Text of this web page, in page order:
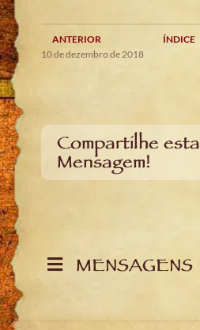
ANTERIOR ÍNDICE
10 de dezembro de 2018
Compartilhe esta
Mensagem!
MENSAGENS